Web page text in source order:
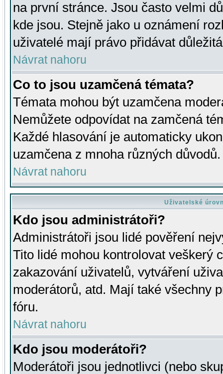
na první stránce. Jsou často velmi
kde jsou. Stejně jako u oznámení
uživatelé mají právo přidávat
Návrat nahoru
Co to jsou uzamčená témata?
Témata mohou být uzamčena
Nemůžete odpovídat na zamčená
Každé hlasování je automaticky
uzamčena z mnoha různých důvodů.
Návrat nahoru
Uživatelské
Kdo jsou administrátoři?
Administrátoři jsou lidé pověření
Tito lidé mohou kontrolovat veškerý
zakazování uživatelů, vytváření
moderátorů, atd. Mají také všechny
fóru.
Návrat nahoru
Kdo jsou moderátoři?
Moderátoři jsou jednotlivci (nebo